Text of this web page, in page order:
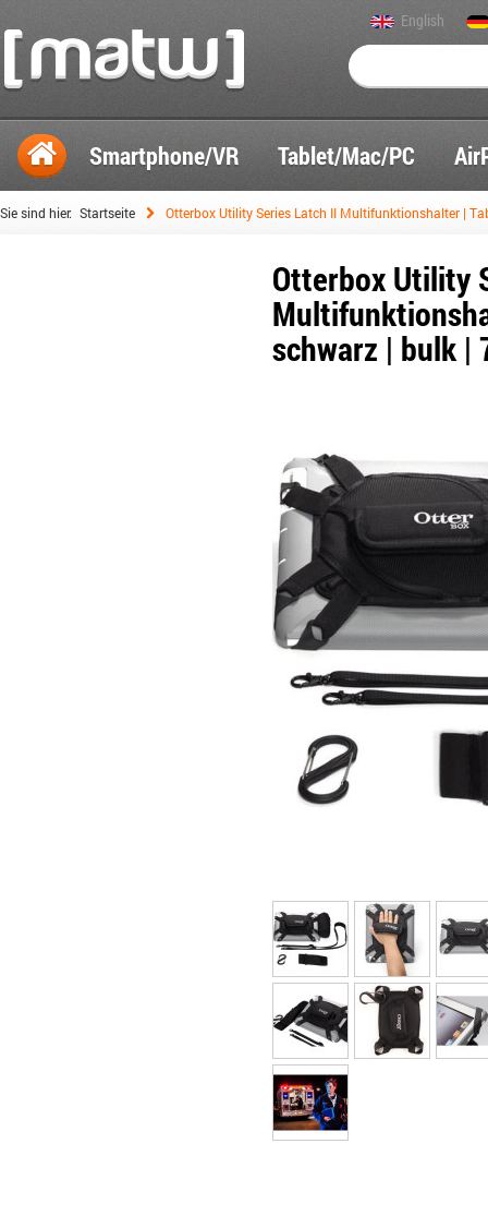
English
Smartphone/VR Tablet/Mac/PC
Sie sind hier: Startseite Otterbox Utility Series Latch II Multifunktionshalter |
Otterbox Utility
schwarz | bulk |